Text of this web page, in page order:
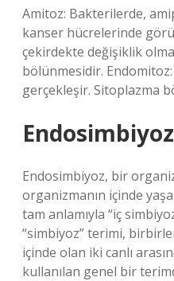
Amitoz: Bakterilerde,
kanser hücrelerinde
çekirdekte değişiklik
bölünmesidir.
gerçekleşir. Sitoplazma
Endosimbiyoz, bir
organizmanın içinde
tam anlamıyla “iç
“simbiyoz” terimi,
içinde olan iki canlı
kullanılan genel bir